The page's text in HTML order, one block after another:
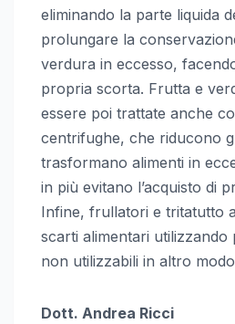
eliminando la parte liquida
prolungare la
verdura in eccesso,
propria scorta. Frutta e
essere poi trattate anche
centrifughe, che riducono
trasformano alimenti in
in più evitano l’acquisto di
Infine, frullatori e tritatutto
scarti alimentari utilizzando
non utilizzabili in altro
Dott. Andrea Ricci